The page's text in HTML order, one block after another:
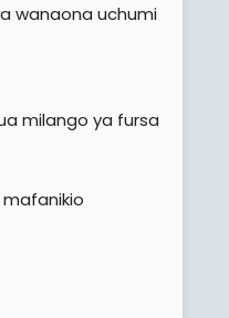
wanaona uchumi
milango ya fursa